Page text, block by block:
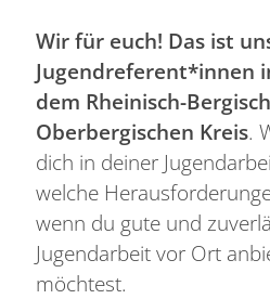
Wir für euch! Das ist
Jugendreferent*innen
dem Rheinisch-
Oberbergischen Kreis.
dich in deiner
welche
wenn du gute und
Jugendarbeit vor Ort
möchtest.